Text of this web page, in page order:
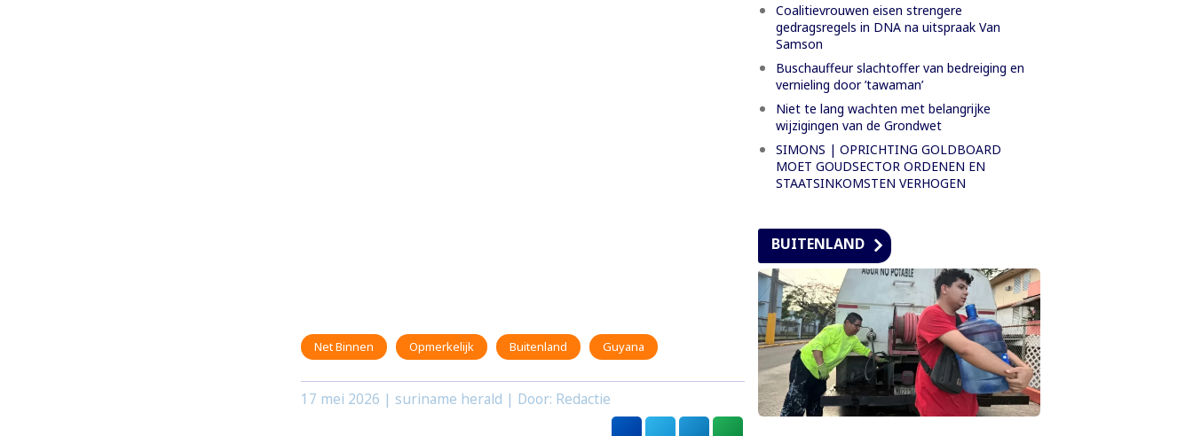
Net Binnen Opmerkelijk Buitenland Guyana
17 mei 2026 | suriname herald | Door: Redactie
Coalitievrouwen eisen strengere
gedragsregels in DNA na uitspraak Van
Samson
Buschauffeur slachtoffer van bedreiging en
vernieling door ’tawaman’
Niet te lang wachten met belangrijke
wijzigingen van de Grondwet
SIMONS | OPRICHTING GOLDBOARD
MOET GOUDSECTOR ORDENEN EN
STAATSINKOMSTEN VERHOGEN
BUITENLAND